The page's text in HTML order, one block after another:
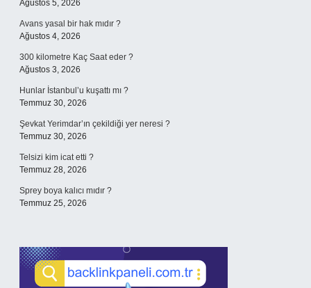
Ağustos 5, 2026
Avans yasal bir hak mıdır ?
Ağustos 4, 2026
300 kilometre Kaç Saat eder ?
Ağustos 3, 2026
Hunlar İstanbul’u kuşattı mı ?
Temmuz 30, 2026
Şevkat Yerimdar’ın çekildiği yer neresi ?
Temmuz 30, 2026
Telsizi kim icat etti ?
Temmuz 28, 2026
Sprey boya kalıcı mıdır ?
Temmuz 25, 2026